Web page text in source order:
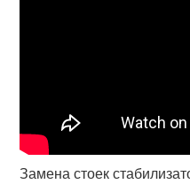
Замена стоек